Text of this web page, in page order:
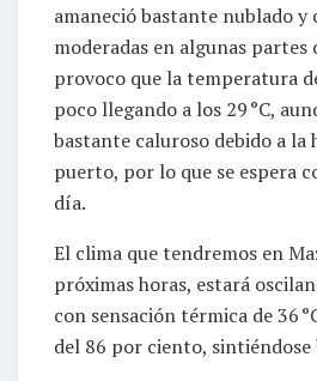
amaneció bastante nublado y
moderadas en algunas
provoco que la temperatura
poco llegando a los 29 °C,
bastante caluroso debido a la
puerto, por lo que se espera
día.
El clima que tendremos en
próximas horas, estará
con sensación térmica de 36
del 86 por ciento,